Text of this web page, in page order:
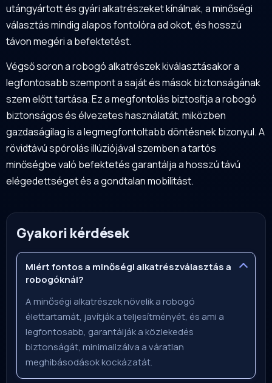
utángyártott és gyári alkatrészeket kínálnak, a minőségi
választás mindig alapos fontolóra ad okot, és hosszú
távon megéri a befektetést.
Végső soron a robogó alkatrészek kiválasztásakor a
legfontosabb szempont a saját és mások biztonságának
szem előtt tartása. Ez a megfontolás biztosítja a robogó
biztonságos és élvezetes használatát, miközben
gazdaságilag is a legmegfontoltabb döntésnek bizonyul. A
rövidtávú spórolás illúziójával szemben a tartós
minőségbe való befektetés garantálja a hosszú távú
elégedettséget és a gondtalan mobilitást.
Gyakori kérdések
Miért fontos a minőségi alkatrészválasztás a
robogóknál?
A minőségi alkatrészek növelik a robogó
élettartamát, javítják a teljesítményét, és ami a
legfontosabb, garantálják a közlekedés
biztonságát, minimalizálva a váratlan
meghibásodások kockázatát.